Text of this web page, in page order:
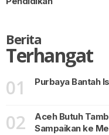
Berita
Terhangat
01 Purbaya Bantah
02
Aceh Butuh
Sampaikan ke